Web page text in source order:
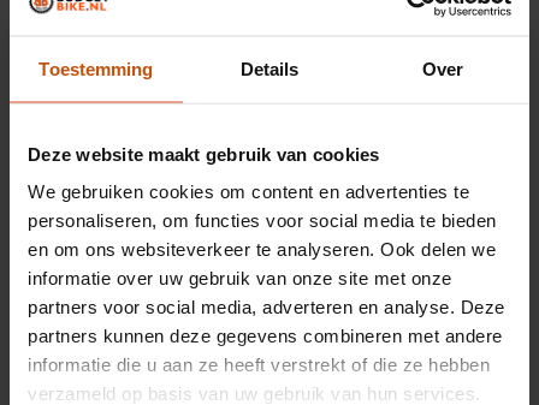
Toestemming Details Over
Deze website maakt gebruik van cookies
We gebruiken cookies om content en advertenties te
personaliseren, om functies voor social media te bieden
en om ons websiteverkeer te analyseren. Ook delen we
informatie over uw gebruik van onze site met onze
partners voor social media, adverteren en analyse. Deze
partners kunnen deze gegevens combineren met andere
informatie die u aan ze heeft verstrekt of die ze hebben
verzameld op basis van uw gebruik van hun services.
Fatbike reparatie en onderhoud in
werkplaats in Leiden
zelf, van Ouxi en Phatfour tot Knaap, Doppio en Engwe:
banden plakken, remmen ontluchten, motor- en
controllerdiagnose en accu-vervanging. We werken
alleen aan modellen die binnen de regels vallen voor de
openbare weg. Fatbike-banden van 3,8 tot 4,5 inch
hebben we op voorraad.